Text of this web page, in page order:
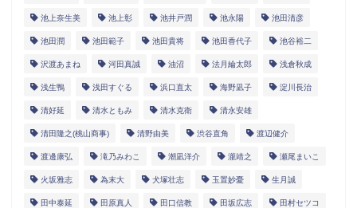
池上奈生美 池上彰 池井戸潤 池永陽 池田清彦
池田潤 池田範子 池田貴将 池田香代子 池谷裕二
沢渡あまね 河田真誠 油沼 法月綸太郎 浅倉秋成
浅生鴨 浅田すぐる 浜口直太 海野凪子 淀川長治
清好延 清水ともみ 清水克衛 清永安雄
清田隆之(桃山商事) 清野由美 渋谷直角 渡辺健介
渡邊康弘 滝乃みわこ 潮凪洋介 瀧靖之 瀬尾まいこ
火坂雅志 為末大 犬塚壮志 玉置妙憂 生月誠
田中泰延 田原真人 田口信教 田坂広志 田村セツコ